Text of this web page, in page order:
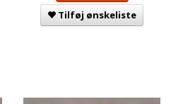
Tilføj ønskeliste